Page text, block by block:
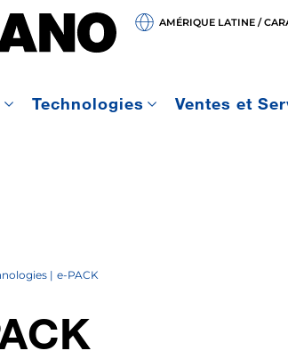
AMÉRIQUE LATINE /
Technologies Ventes et
e-PACK